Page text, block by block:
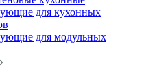
для кухонных
для модульных